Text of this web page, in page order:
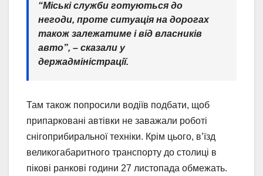
“Міські служби готуються до
негоди, проте ситуація на дорогах
також залежатиме і від власників
авто”, – сказали у
держадміністрації.
Там також попросили водіїв подбати, щоб
припарковані автівки не заважали роботі
снігоприбиральної техніки. Крім цього, в’їзд
великогабаритного транспорту до столиці в
пікові ранкові години 27 листопада обмежать.